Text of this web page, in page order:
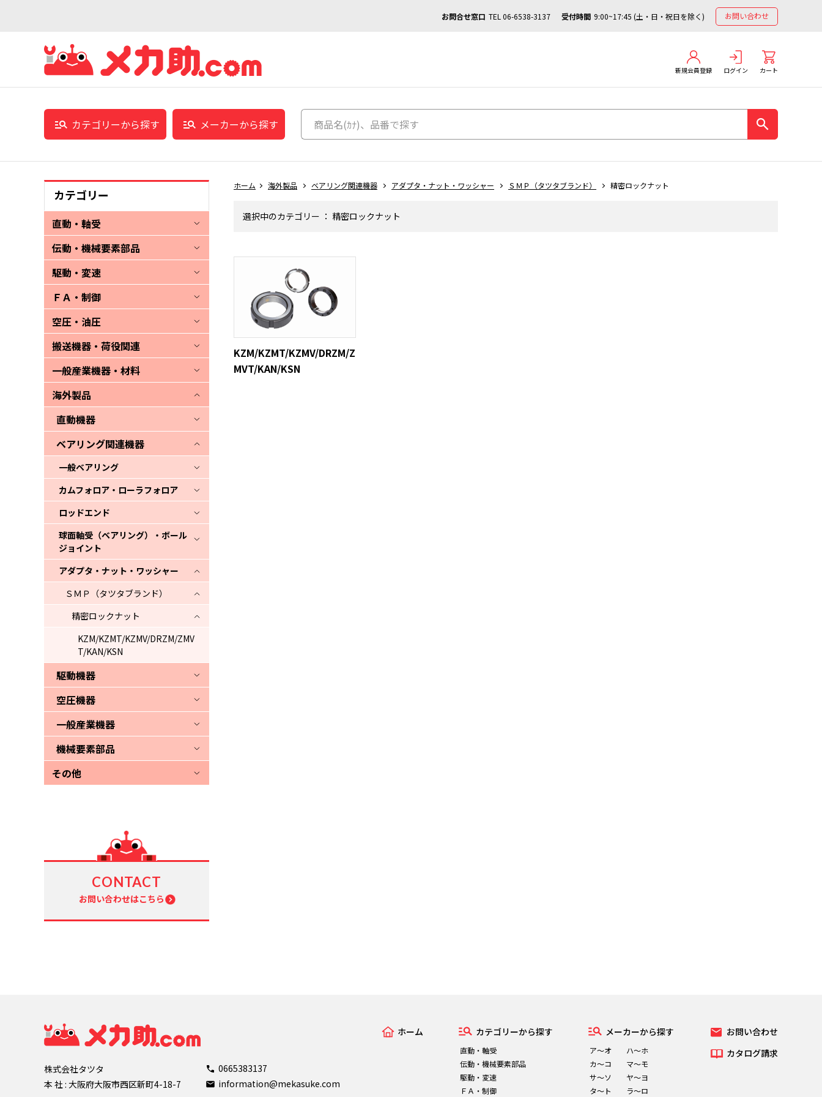
お問合せ窓口 TEL 06-6538-3137 受付時間 9:00~17:45 (土・日・祝日を除く) お問い合わせ
新規会員登録 ログイン カート
カテゴリーから探す メーカーから探す
カテゴリー
直動・軸受
伝動・機械要素部品
駆動・変速
ＦＡ・制御
空圧・油圧
搬送機器・荷役関連
一般産業機器・材料
海外製品
直動機器
ベアリング関連機器
一般ベアリング
カムフォロア・ローラフォロア
ロッドエンド
球面軸受（ベアリング）・ボール
ジョイント
アダプタ・ナット・ワッシャー
ＳＭＰ（タツタブランド）
精密ロックナット
KZM/KZMT/KZMV/DRZM/ZMV
T/KAN/KSN
駆動機器
空圧機器
一般産業機器
機械要素部品
その他
CONTACT
お問い合わせはこちら
ホーム 海外製品 ベアリング関連機器 アダプタ・ナット・ワッシャー ＳＭＰ（タツタブランド） 精密ロックナット
選択中のカテゴリー ： 精密ロックナット
KZM/KZMT/KZMV/DRZM/Z
MVT/KAN/KSN
株式会社タツタ
本 社 : 大阪府大阪市西区新町4-18-7
0665383137
information@mekasuke.com
ホーム カテゴリーから探す
直動・軸受
伝動・機械要素部品
駆動・変速
ＦＡ・制御
メーカーから探す
ア～オ
カ～コ
サ～ソ
タ～ト
ハ～ホ
マ～モ
ヤ～ヨ
ラ～ロ
お問い合わせ
カタログ請求